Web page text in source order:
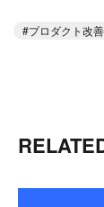
プロダクト改